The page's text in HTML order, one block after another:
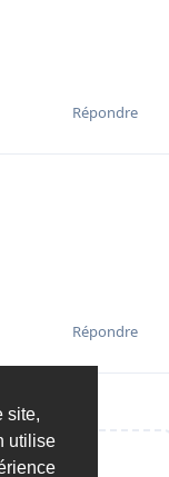
site,
utilise
Répondre
Répondre